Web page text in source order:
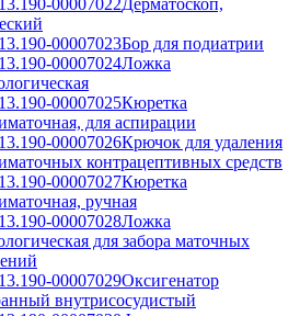
00007022Дерматоскоп,
00007023Бор для подиатрии
00007024Ложка
00007025Кюретка
для аспирации
00007026Крючок для удаления
контрацептивных средств
00007027Кюретка
ручная
00007028Ложка
для забора маточных
00007029Оксигенатор
внутрисосудистый